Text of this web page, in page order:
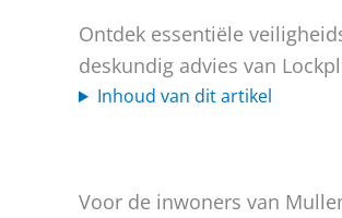
Ontdek essentiële
deskundig advies van
Inhoud van dit artikel
Voor de inwoners van